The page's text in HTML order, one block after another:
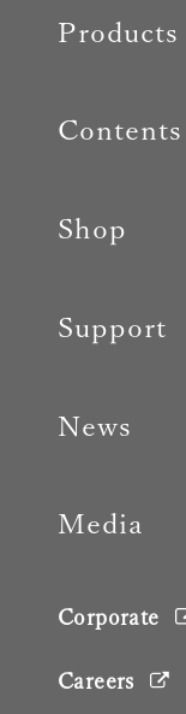
Products
Contents
Shop
Support
News
Media
Corporate
Careers